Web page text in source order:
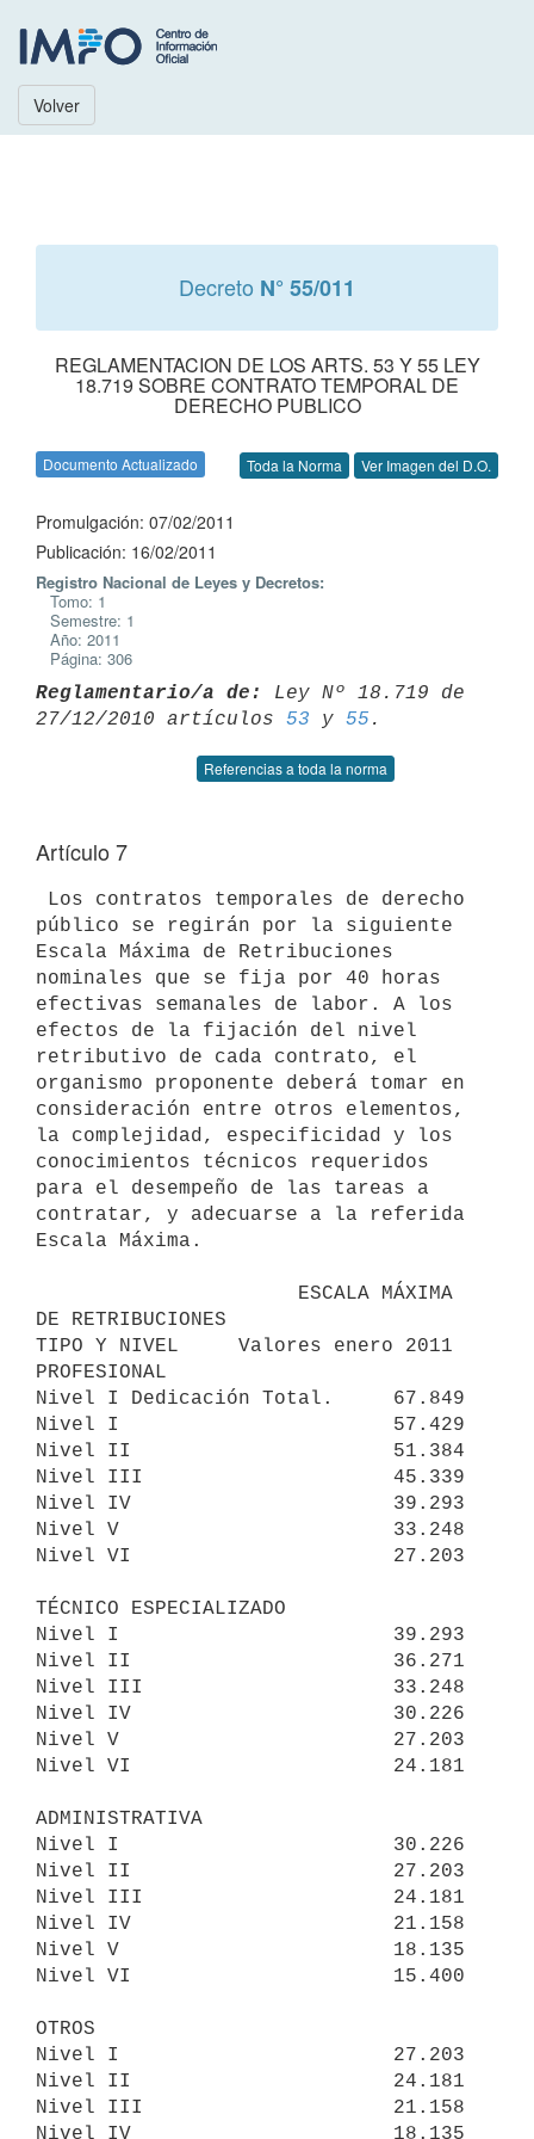
Volver
Decreto N° 55/011
REGLAMENTACION DE LOS ARTS. 53 Y 55 LEY
18.719 SOBRE CONTRATO TEMPORAL DE
DERECHO PUBLICO
Documento Actualizado Toda la Norma Ver Imagen del D.O.
Promulgación: 07/02/2011
Publicación: 16/02/2011
Registro Nacional de Leyes y Decretos:
Tomo: 1
Semestre: 1
Año: 2011
Página: 306
Reglamentario/a de:
Ley Nº 18.719 de
27/12/2010 artículos 53 y 55
Referencias a toda la norma
Artículo 7
público se regirán por la siguiente
Escala Máxima de Retribuciones
nominales que se fija por 40 horas
efectivas semanales de labor. A los
efectos de la fijación del nivel
retributivo de cada contrato, el
organismo proponente deberá tomar en
consideración entre otros elementos,
la complejidad, especificidad y los
conocimientos técnicos requeridos
para el desempeño de las tareas a
contratar, y adecuarse a la referida
Escala Máxima.
DE RETRIBUCIONES
TIPO Y NIVEL     Valores enero 2011
PROFESIONAL
Nivel I Dedicación Total.     67.849
Nivel I                       57.429
Nivel II                      51.384
Nivel III                     45.339
Nivel IV                      39.293
Nivel V                       33.248
Nivel VI                      27.203
TÉCNICO ESPECIALIZADO
Nivel I                       39.293
Nivel II                      36.271
Nivel III                     33.248
Nivel IV                      30.226
Nivel V                       27.203
Nivel VI                      24.181
ADMINISTRATIVA
Nivel I                       30.226
Nivel II                      27.203
Nivel III                     24.181
Nivel IV                      21.158
Nivel V                       18.135
Nivel VI                      15.400
OTROS
Nivel I                       27.203
Nivel II                      24.181
Nivel III                     21.158
Nivel IV                      18.135